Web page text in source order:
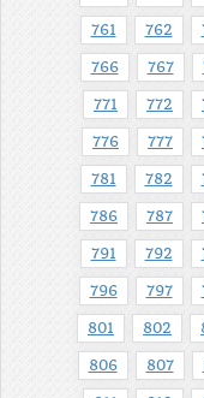
761 762
766 767
771 772
776 777
781 782
786 787
791 792
796 797
801 802
806 807